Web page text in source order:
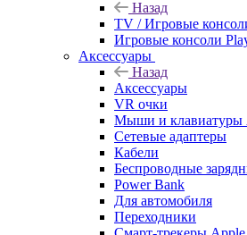
Назад
TV / Игровые
Игровые консоли
Аксессуары
Назад
Аксессуары
VR очки
Мыши и клавиатуры
Сетевые адаптеры
Кабели
Беспроводные
Power Bank
Для автомобиля
Переходники